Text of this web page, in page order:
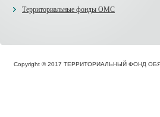
Территориальные фонды ОМС
Copyright © 2017 ТЕРРИТОРИАЛЬНЫЙ ФОНД